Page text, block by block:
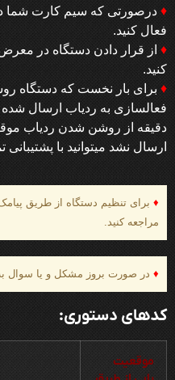
♦
فعال کنید.
♦ از قرار دادن دستگاه در
کنید.
♦ برای بار نخست که دستگاه
فعالسازی به ردیاب ارسال
دقیقه از روشن شدن ردیاب
ارسال نشد میتوانید با
♦ برای تنظیم دستگاه از طریق
مراجعه کنید.
♦ در صورت بروز مشکل و یا سوال
کدهای دستوری:
موقعیت